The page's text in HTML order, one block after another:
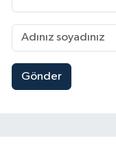
Gönder